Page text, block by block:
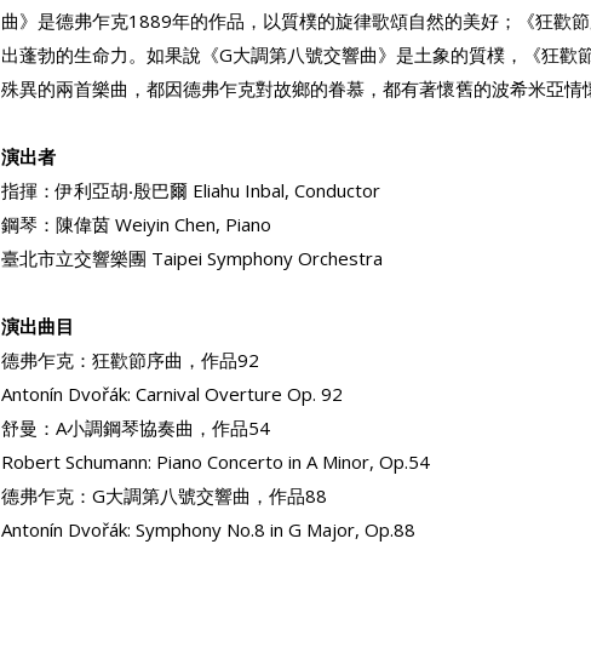
曲》是德弗乍克1889年的作品，以質樸的旋律歌頌自然的美好；《狂歡
出蓬勃的生命力。如果說《G大調第八號交響曲》是土象的質樸，《狂歡
殊異的兩首樂曲，都因德弗乍克對故鄉的眷慕，都有著懷舊的波希米亞情
演出者
指揮：伊利亞胡‧殷巴爾 Eliahu Inbal, Conductor
鋼琴：陳偉茵 Weiyin Chen, Piano
臺北市立交響樂團 Taipei Symphony Orchestra
演出曲目
德弗乍克：狂歡節序曲，作品92
Antonín Dvořák: Carnival Overture Op. 92
舒曼：A小調鋼琴協奏曲，作品54
Robert Schumann: Piano Concerto in A Minor, Op.54
德弗乍克：G大調第八號交響曲，作品88
Antonín Dvořák: Symphony No.8 in G Major, Op.88